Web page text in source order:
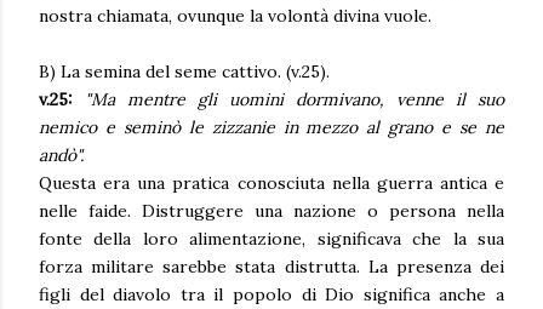
nostra chiamata, ovunque la volontà divina vuole.
B) La semina del seme cattivo. (v.25).
v.25:
"Ma mentre gli uomini dormivano, venne il suo
nemico e seminò le zizzanie in mezzo al grano e se ne
andò".
Questa era una pratica conosciuta nella guerra antica e
nelle faide. Distruggere una nazione o persona nella
fonte della loro alimentazione, significava che la sua
forza militare sarebbe stata distrutta. La presenza dei
figli del diavolo tra il popolo di Dio significa anche a